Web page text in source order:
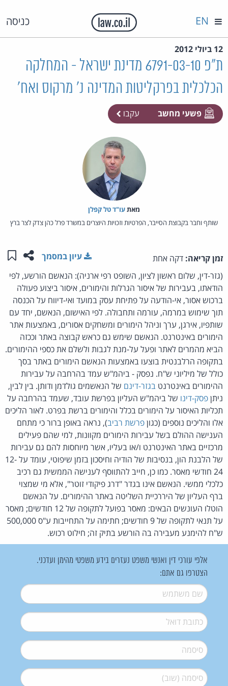
כניסה EN
12 ביולי 2012
ת"פ 6791-03-10 מדינת ישראל - המחלקה
הכלכלית בפרקליטות המדינה נ' מרקוס ואח'
פשעי מחשב עקבו
מאת‏עו"ד טל קפלן
שותף וחבר בקבוצת הסייבר, הפרטיות וזכויות היוצרים במשרד פרל כהן צדק לצר ברץ
זמן קריאה: דקה אחת שתפו
עיון במסמך
(גזר-דין, שלום ראשון לציון, השופט רפי ארניה): הנאשם הורשע, לפי
הודאתו, בעבירות של איסור הגרלות והימורים, איסור ביצוע פעולה
ברכוש אסור, אי-הודעה על פתיחת עסק במועד ואי-דיווח על הכנסה
תוך שימוש במרמה, עורמה ותחבולה. לפי האישום, הנאשם, יחד עם
שותפיו, אירגן, ערך וניהל הימורים ומשחקים אסורים, באמצעות אתר
הימורים באינטרנט. הנאשם שימש גם כראש קבוצה באתר וככזה
הביא מהמרים לאתר ופעל על-מנת לגבות ולשלם את כספי ההימורים.
בתקופה הרלבנטית בוצעו באמצעות הנאשם הימורים באתר בסך
כולל של מיליוני ש"ח. נפסק - ביהמ"ש עמד בהרחבה על עבירות
ההימורים באינטרנט בגזר-דינם של הנאשמים גולדמן ודותן. בין לבין,
ניתןפסק-דינו של ביהמ"ש העליון בפרשת עובד, שעמד בהרחבה על
תכליות האיסור על הימורים בכלל והימורים ברשת בפרט. לאור הליכים
אלו והליכים נוספים (כגוןפרשת רביב), נראה באופן ברור כי מתחם
הענישה ההולם בשל עבירות הימורים מקוונות, למי שהם פעילים
מרכזיים באתר האינטרנט ו/או בעליו, אשר מיוחסות להם גם עבירות
של הלבנת הון, בנסיבות של הודיה וחיסכון בזמן שיפוטי, עומד על 12-
24 חודשי מאסר. כמו כן, חייב להתווסף לענישה הממשית גם רכיב
כלכלי ממשי. הנאשם אינו בגדר "דרג פיקודי זוטר", אלא מי שמצוי
ברף העליון של היררכיית השליטה באתר ההימורים. על הנאשם
הוטלו העונשים הבאים: מאסר בפועל לתקופה של 12 חודשים; מאסר
על תנאי לתקופה של 9 חודשים; חתימה על התחייבות ע"ס 500,000
ש"ח להימנע מעבירה בה הורשע בתיק זה; חילוט רכוש.
אלפי עורכי דין ואנשי משפט נעזרים בידע משפטי מהימן ועדכני.
הצטרפו גם אתם:
שם משתמש*
דואל*
סיסמה*
סיסמה (שוב)*